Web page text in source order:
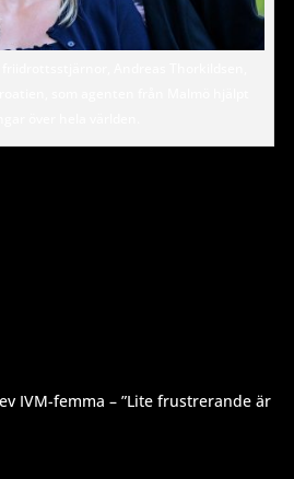
IVM-femma – ”Lite frustrerande är